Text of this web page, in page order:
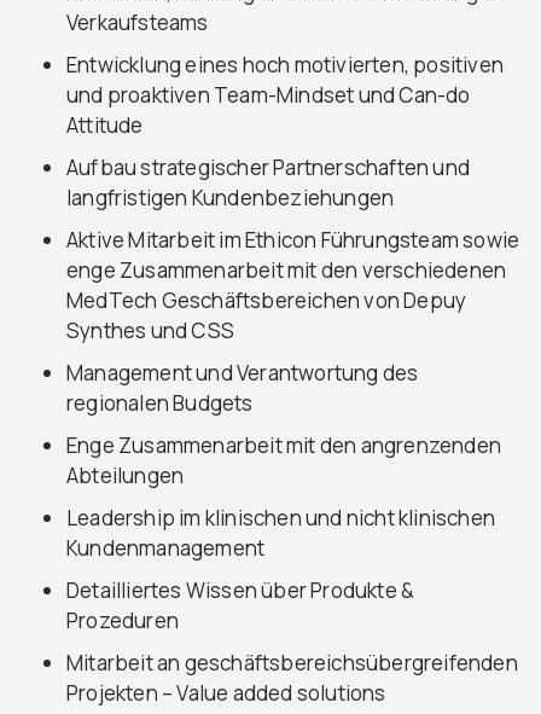
Verkaufsteams
Entwicklung eines hoch motivierten, positiven
und proaktiven Team-Mindset und Can-do
Attitude
Aufbau strategischer Partnerschaften und
langfristigen Kundenbeziehungen
Aktive Mitarbeit im Ethicon Führungsteam sowie
enge Zusammenarbeit mit den verschiedenen
MedTech Geschäftsbereichen von Depuy
Synthes und CSS
Management und Verantwortung des
regionalen Budgets
Enge Zusammenarbeit mit den angrenzenden
Abteilungen
Leadership im klinischen und nicht klinischen
Kundenmanagement
Detailliertes Wissen über Produkte &
Prozeduren
Mitarbeit an geschäftsbereichsübergreifenden
Projekten – Value added solutions